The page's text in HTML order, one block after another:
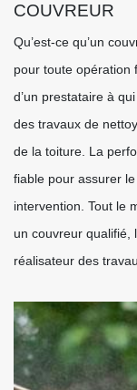
COUVREUR
Qu’est-ce qu’un
pour toute opération
d’un prestataire à
des travaux de
de la toiture. La
fiable pour assurer
intervention. Tout le
un couvreur qualifié,
réalisateur des